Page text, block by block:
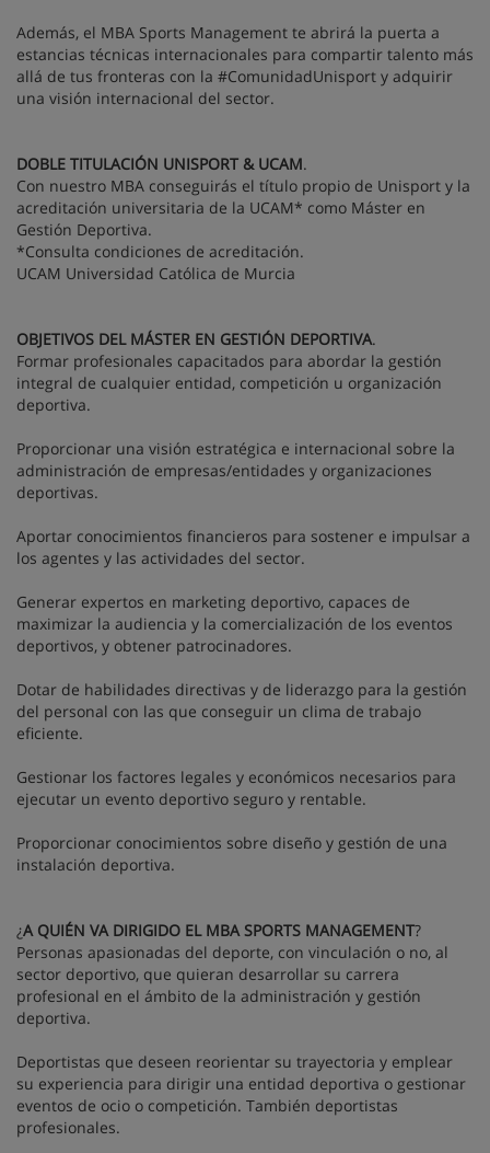
Además, el MBA Sports Management te abrirá la puerta a
estancias técnicas internacionales para compartir talento más
allá de tus fronteras con la #ComunidadUnisport y adquirir
una visión internacional del sector.
DOBLE TITULACIÓN UNISPORT & UCAM.
Con nuestro MBA conseguirás el título propio de Unisport y la
acreditación universitaria de la UCAM* como Máster en
Gestión Deportiva.
*Consulta condiciones de acreditación.
UCAM Universidad Católica de Murcia
OBJETIVOS DEL MÁSTER EN GESTIÓN DEPORTIVA.
Formar profesionales capacitados para abordar la gestión
integral de cualquier entidad, competición u organización
deportiva.
Proporcionar una visión estratégica e internacional sobre la
administración de empresas/entidades y organizaciones
deportivas.
Aportar conocimientos financieros para sostener e impulsar a
los agentes y las actividades del sector.
Generar expertos en marketing deportivo, capaces de
maximizar la audiencia y la comercialización de los eventos
deportivos, y obtener patrocinadores.
Dotar de habilidades directivas y de liderazgo para la gestión
del personal con las que conseguir un clima de trabajo
eficiente.
Gestionar los factores legales y económicos necesarios para
ejecutar un evento deportivo seguro y rentable.
Proporcionar conocimientos sobre diseño y gestión de una
instalación deportiva.
¿A QUIÉN VA DIRIGIDO EL MBA SPORTS MANAGEMENT?
Personas apasionadas del deporte, con vinculación o no, al
sector deportivo, que quieran desarrollar su carrera
profesional en el ámbito de la administración y gestión
deportiva.
Deportistas que deseen reorientar su trayectoria y emplear
su experiencia para dirigir una entidad deportiva o gestionar
eventos de ocio o competición. También deportistas
profesionales.